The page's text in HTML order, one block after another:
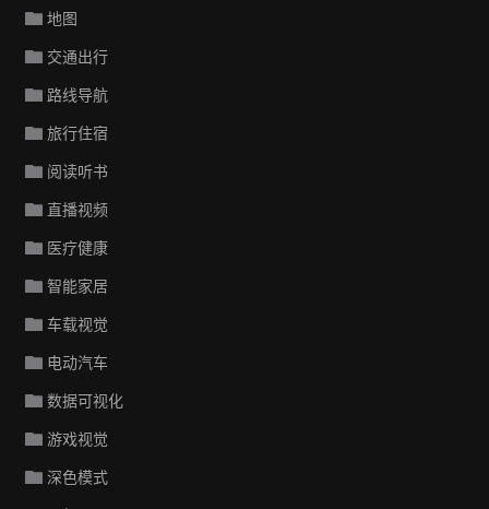
地图
交通出行
路线导航
旅行住宿
阅读听书
直播视频
医疗健康
智能家居
车载视觉
电动汽车
数据可视化
游戏视觉
深色模式